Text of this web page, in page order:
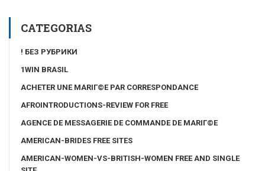
CATEGORIAS
! БЕЗ РУБРИКИ
1WIN BRASIL
ACHETER UNE MARIГ©E PAR CORRESPONDANCE
AFROINTRODUCTIONS-REVIEW FOR FREE
AGENCE DE MESSAGERIE DE COMMANDE DE MARIГ©E
AMERICAN-BRIDES FREE SITES
AMERICAN-WOMEN-VS-BRITISH-WOMEN FREE AND SINGLE